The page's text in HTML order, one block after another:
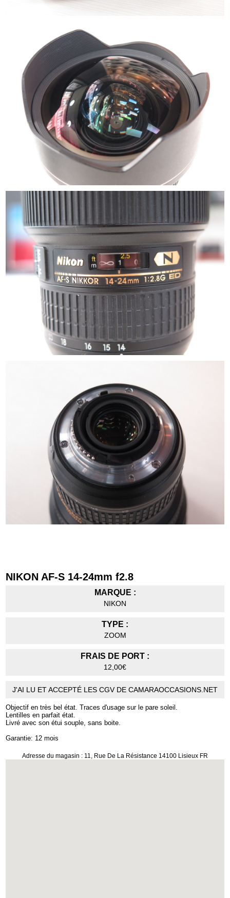
NIKON AF-S 14-24mm f2.8
MARQUE :
NIKON
TYPE :
ZOOM
FRAIS DE PORT :
12,00€
J'AI LU ET ACCEPTÉ LES CGV DE CAMARAOCCASIONS.NET
Objectif en très bel état. Traces d'usage sur le pare soleil.
Lentilles en parfait état.
Livré avec son étui souple, sans boite.
Garantie: 12 mois
Adresse du magasin : 11, Rue De La Résistance 14100 Lisieux FR